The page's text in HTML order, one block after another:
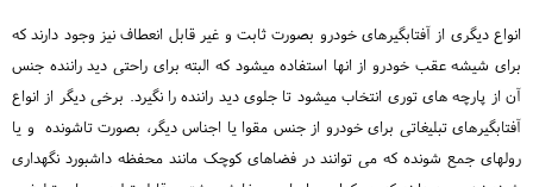
انواع دیگری از آفتابگیرهای خودرو بصورت ثابت و غیر قابل انعطاف نیز وجود دارند که
برای شیشه عقب خودرو از انها استفاده میشود که البته برای راحتی دید راننده جنس
آن از پارچه های توری انتخاب میشود تا جلوی دید راننده را نگیرد. برخی دیگر از انواع
آفتابگیرهای تبلیغاتی برای خودرو از جنس مقوا یا اجناس دیگر، بصورت تاشونده و یا
رولهای جمع شونده که می توانند در فضاهای کوچک مانند محفظه داشبورد نگهداری